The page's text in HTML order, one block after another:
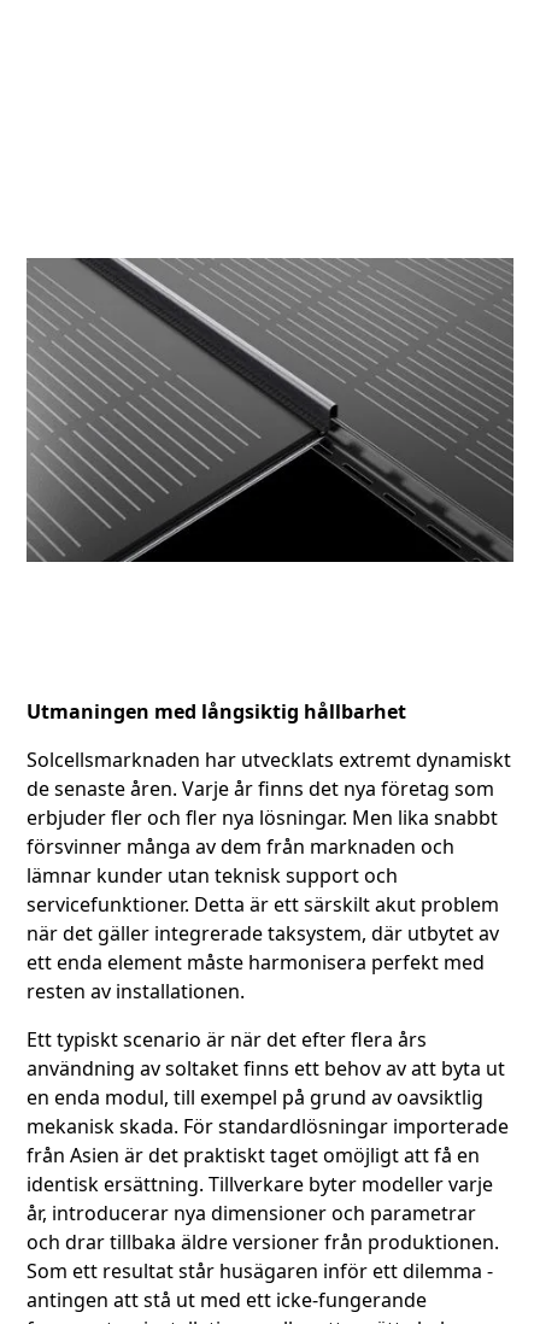
Utmaningen med långsiktig hållbarhet
Solcellsmarknaden har utvecklats extremt dynamiskt
de senaste åren. Varje år finns det nya företag som
erbjuder fler och fler nya lösningar. Men lika snabbt
försvinner många av dem från marknaden och
lämnar kunder utan teknisk support och
servicefunktioner. Detta är ett särskilt akut problem
när det gäller integrerade taksystem, där utbytet av
ett enda element måste harmonisera perfekt med
resten av installationen.
Ett typiskt scenario är när det efter flera års
användning av soltaket finns ett behov av att byta ut
en enda modul, till exempel på grund av oavsiktlig
mekanisk skada. För standardlösningar importerade
från Asien är det praktiskt taget omöjligt att få en
identisk ersättning. Tillverkare byter modeller varje
år, introducerar nya dimensioner och parametrar
och drar tillbaka äldre versioner från produktionen.
Som ett resultat står husägaren inför ett dilemma -
antingen att stå ut med ett icke-fungerande